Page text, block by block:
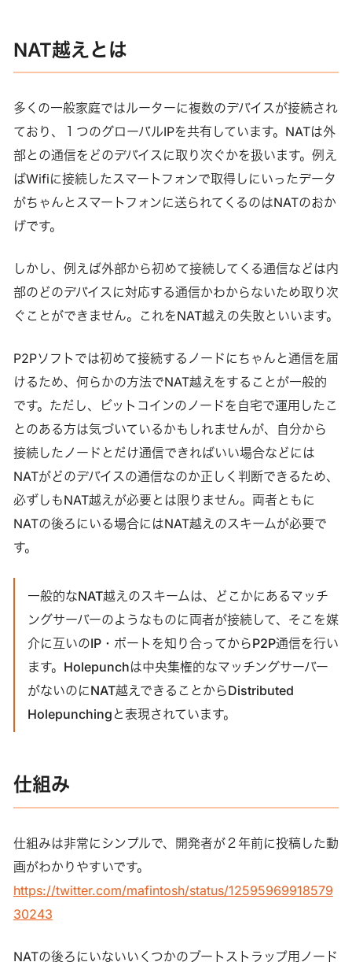
NAT越えとは
多くの一般家庭ではルーターに複数のデバイスが接続され
ており、１つのグローバルIPを共有しています。NATは外
部との通信をどのデバイスに取り次ぐかを扱います。例え
ばWifiに接続したスマートフォンで取得しにいったデータ
がちゃんとスマートフォンに送られてくるのはNATのおか
げです。
しかし、例えば外部から初めて接続してくる通信などは内
部のどのデバイスに対応する通信かわからないため取り次
ぐことができません。これをNAT越えの失敗といいます。
P2Pソフトでは初めて接続するノードにちゃんと通信を届
けるため、何らかの方法でNAT越えをすることが一般的
です。ただし、ビットコインのノードを自宅で運用したこ
とのある方は気づいているかもしれませんが、自分から
接続したノードとだけ通信できればいい場合などには
NATがどのデバイスの通信なのか正しく判断できるため、
必ずしもNAT越えが必要とは限りません。両者ともに
NATの後ろにいる場合にはNAT越えのスキームが必要で
す。
一般的なNAT越えのスキームは、どこかにあるマッチ
ングサーバーのようなものに両者が接続して、そこを媒
介に互いのIP・ポートを知り合ってからP2P通信を行い
ます。Holepunchは中央集権的なマッチングサーバー
がないのにNAT越えできることからDistributed
Holepunchingと表現されています。
仕組み
仕組みは非常にシンプルで、開発者が２年前に投稿した動
画がわかりやすいです。
https://twitter.com/mafintosh/status/12595969918579
30243
NATの後ろにいないいくつかのブートストラップ用ノード